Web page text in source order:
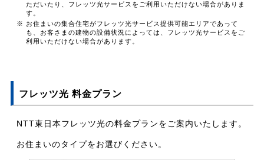
ただいたり、フレッツ光サービスをご利用いただけない場合がありま
す。
※ お住まいの集合住宅がフレッツ光サービス提供可能エリアであって
も、お客さまの建物の設備状況によっては、フレッツ光サービスをご
利用いただけない場合があります。
フレッツ光 料金プラン
NTT東日本フレッツ光の料金プランをご案内いたします。
お住まいのタイプをお選びください。